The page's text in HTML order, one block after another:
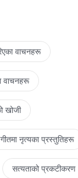
गर्दैन र बुझ्छ कि बुझ्दैन
गर्न सक्‍नुहुन्छ।
नै ल्याउनुहुने तथ्य
पटक आफ्‍ना आँखाहरू
सार्वभौमिकता र
उहाँको
उहाँले हजारौं वर्षदेखि
वाचनहरू
वाचनहरू
खोजी
नृत्यका प्रस्तुतिहरू
सत्यताको प्रकटीकरण